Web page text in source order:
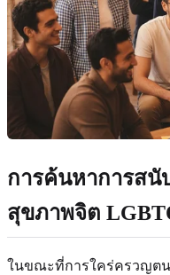
การค้นหาการส
สุขภาพจิต
ในขณะที่การใคร่ครวญต